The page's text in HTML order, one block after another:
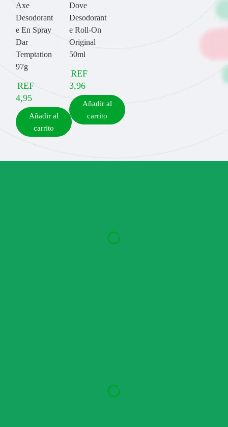
Axe
Desodorant
e En Spray
Dar
Temptation
97g
REF
4,95
Añadir al
carrito
Dove
Desodorant
e Roll-On
Original
50ml
REF
3,96
Añadir al
carrito